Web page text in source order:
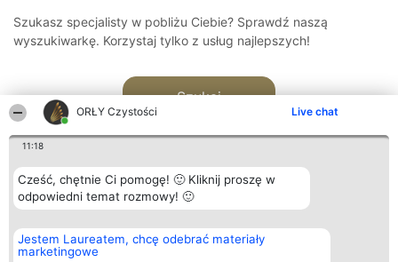
ORŁY Czystości Live chat
11:18
Cześć, chętnie Ci pomogę! 🙂 Kliknij proszę w
odpowiedni temat rozmowy! 🙂
Jestem Laureatem, chcę odebrać materiały
marketingowe
Szukasz specjalisty w pobliżu Ciebie? Sprawdź naszą
wyszukiwarkę. Korzystaj tylko z usług najlepszych!
Szukaj
Organizator plebiscytu
Bright Side Solutions sp. z o.
o. sp. k.
Plebiscyt
Laureaci
Kontakt
Kontakt